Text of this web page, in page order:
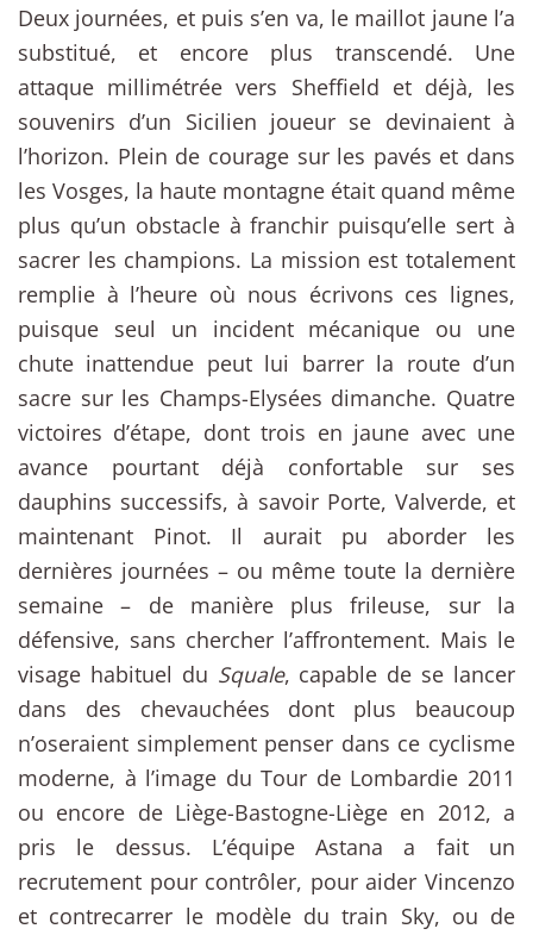
Deux journées, et puis s’en va, le maillot jaune l’a
substitué, et encore plus transcendé. Une
attaque millimétrée vers Sheffield et déjà, les
souvenirs d’un Sicilien joueur se devinaient à
l’horizon. Plein de courage sur les pavés et dans
les Vosges, la haute montagne était quand même
plus qu’un obstacle à franchir puisqu’elle sert à
sacrer les champions. La mission est totalement
remplie à l’heure où nous écrivons ces lignes,
puisque seul un incident mécanique ou une
chute inattendue peut lui barrer la route d’un
sacre sur les Champs-Elysées dimanche. Quatre
victoires d’étape, dont trois en jaune avec une
avance pourtant déjà confortable sur ses
dauphins successifs, à savoir Porte, Valverde, et
maintenant Pinot. Il aurait pu aborder les
dernières journées – ou même toute la dernière
semaine – de manière plus frileuse, sur la
défensive, sans chercher l’affrontement. Mais le
visage habituel du Squale, capable de se lancer
dans des chevauchées dont plus beaucoup
n’oseraient simplement penser dans ce cyclisme
moderne, à l’image du Tour de Lombardie 2011
ou encore de Liège-Bastogne-Liège en 2012, a
pris le dessus. L’équipe Astana a fait un
recrutement pour contrôler, pour aider Vincenzo
et contrecarrer le modèle du train Sky, ou de